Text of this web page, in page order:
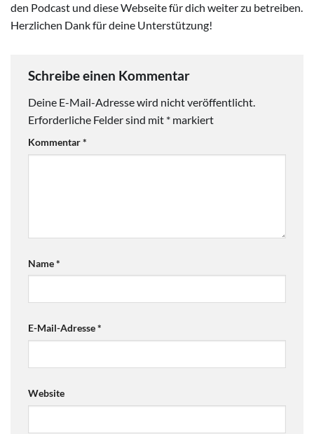
den Podcast und diese Webseite für dich weiter zu betreiben.
Herzlichen Dank für deine Unterstützung!
Schreibe einen Kommentar
Deine E-Mail-Adresse wird nicht veröffentlicht.
Erforderliche Felder sind mit * markiert
Kommentar*
Name*
E-Mail-Adresse*
Website